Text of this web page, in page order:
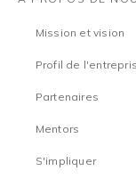
Mission et vision
Profil de
Partenaires
Mentors
S'impliquer